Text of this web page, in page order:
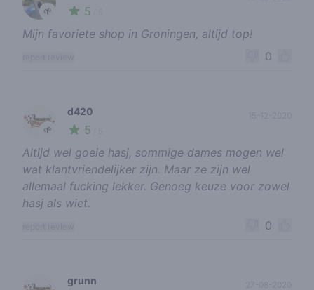
🌱 5
Mijn favoriete shop in Groningen, altijd top!
0
🌱
d420
5
Altijd wel goeie hasj, sommige dames mogen wel
wat klantvriendelijker zijn. Maar ze zijn wel
allemaal fucking lekker. Genoeg keuze voor zowel
hasj als wiet.
0
grunn